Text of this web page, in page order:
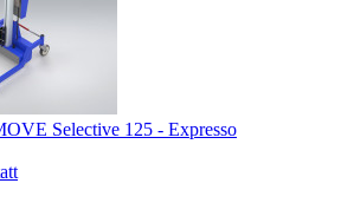
Selective 125 - Expresso